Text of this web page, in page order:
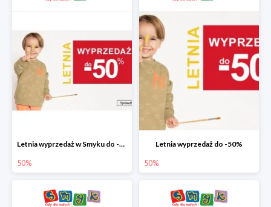
Letnia wyprzedaż w Smyku do -50%
50%
Letnia wyprzedaż do -50%
50%